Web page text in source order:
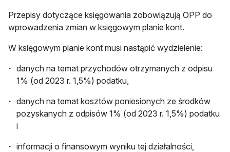
Przepisy dotyczące księgowania zobowiązują OPP do
wprowadzenia zmian w księgowym planie kont.
W księgowym planie kont musi nastąpić wydzielenie:
danych na temat przychodów otrzymanych z odpisu
1% (od 2023 r. 1,5%) podatku,
danych na temat kosztów poniesionych ze środków
pozyskanych z odpisów 1% (od 2023 r. 1,5%) podatku
i
informacji o finansowym wyniku tej działalności,